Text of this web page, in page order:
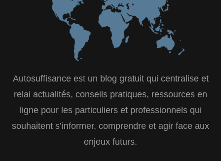
Autosuffisance est un blog gratuit qui centralise et
relai actualités, conseils pratiques, ressources en
ligne pour les particuliers et professionnels qui
souhaitent s’informer, comprendre et agir face aux
enjeux futurs.